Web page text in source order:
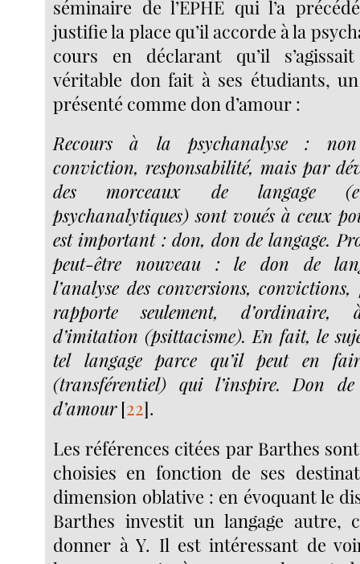
séminaire de l’EPHE qui l’a
justifie la place qu’il accorde à la
cours en déclarant qu’il
véritable don fait à ses étudiants,
présenté comme don d’amour :
Recours à la psychanalyse :
conviction, responsabilité, mais par
des morceaux de langage
psychanalytiques) sont voués à ceux
est important : don, don de langage.
peut-être nouveau : le don de
l’analyse des conversions,
rapporte seulement,
d’imitation (psittacisme). En fait, le
tel langage parce qu’il peut en
(transférentiel) qui l’inspire. Don
d’amour[22].
Les références citées par Barthes
choisies en fonction de ses
dimension oblative : en évoquant le
Barthes investit un langage autre,
donner à Y. Il est intéressant de